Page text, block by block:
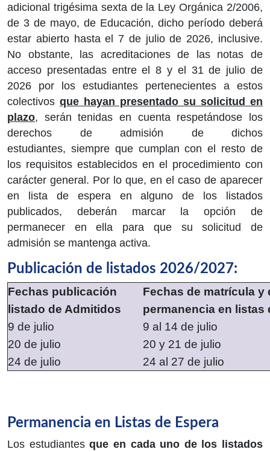
adicional trigésima sexta de la Ley Orgánica 2/2006,
de 3 de mayo, de Educación, dicho período deberá
estar abierto hasta el 7 de julio de 2026, inclusive.
No obstante, las acreditaciones de las notas de
acceso presentadas entre el 8 y el 31 de julio de
2026 por los estudiantes pertenecientes a estos
colectivos que hayan presentado su solicitud en
plazo, serán tenidas en cuenta respetándose los
derechos de admisión de dichos
estudiantes, siempre que cumplan con el resto de
los requisitos establecidos en el procedimiento con
carácter general. Por lo que, en el caso de aparecer
en lista de espera en alguno de los listados
publicados, deberán marcar la opción de
permanecer en ella para que su solicitud de
admisión se mantenga activa.
Publicación de listados 2026/2027:
Fechas publicación
listado de Admitidos
Fechas de matrícula y
permanencia en listas
9 de julio
9 al 14 de julio
20 de julio
20 y 21 de julio
24 de julio
24 al 27 de julio
Permanencia en Listas de Espera
Los estudiantesque en cada uno de los listados